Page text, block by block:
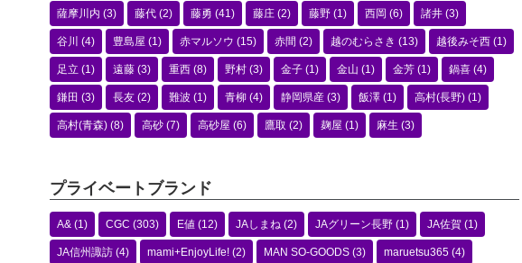
薩摩川内 (3) 藤代 (2) 藤勇 (41) 藤庄 (2) 藤野 (1) 西岡 (6) 諸井 (3)
谷川 (4) 豊島屋 (1) 赤マルソウ (15) 赤間 (2) 越のむらさき (13) 越後みそ西 (1)
足立 (1) 遠藤 (3) 重西 (8) 野村 (3) 金子 (1) 金山 (1) 金芳 (1) 鍋喜 (4)
鎌田 (3) 長友 (2) 難波 (1) 青柳 (4) 静岡県産 (3) 飯澤 (1) 高村(長野) (1)
高村(青森) (8) 高砂 (7) 高砂屋 (6) 鷹取 (2) 麹屋 (1) 麻生 (3)
プライベートブランド
A& (1) CGC (303) E値 (12) JAしまね (2) JAグリーン長野 (1) JA佐賀 (1)
JA信州諏訪 (4) mami+EnjoyLife! (2) MAN SO-GOODS (3) maruetsu365 (4)